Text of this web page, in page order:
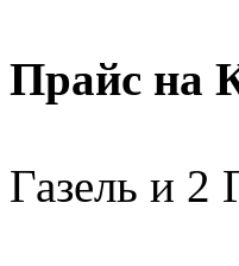
Прайс на
Газель и 2